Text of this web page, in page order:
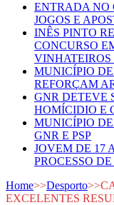
ENTRADA NO
JOGOS E
INÊS PINTO
CONCURSO
VINHATEIROS
MUNICÍPIO
REFORÇAM
GNR DETEVE
HOMÍCIDIO E
MUNICÍPIO
GNR E PSP
JOVEM DE 17
PROCESSO
Home>>Desporto>>
EXCELENTES